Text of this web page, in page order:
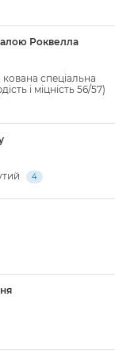
Роквелла
спеціальна
і міцність 56/57)
4